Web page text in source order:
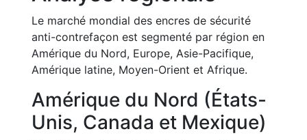
Le marché mondial des encres de sécurité
anti-contrefaçon est segmenté par région en
Amérique du Nord, Europe, Asie-Pacifique,
Amérique latine, Moyen-Orient et Afrique.
Amérique du Nord (États-
Unis, Canada et Mexique)